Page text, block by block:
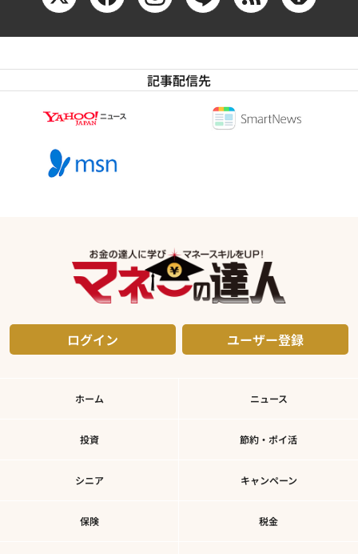
記事配信先
ログイン ユーザー登録
ホーム ニュース
投資 節約・ポイ活
シニア キャンペーン
保険 税金